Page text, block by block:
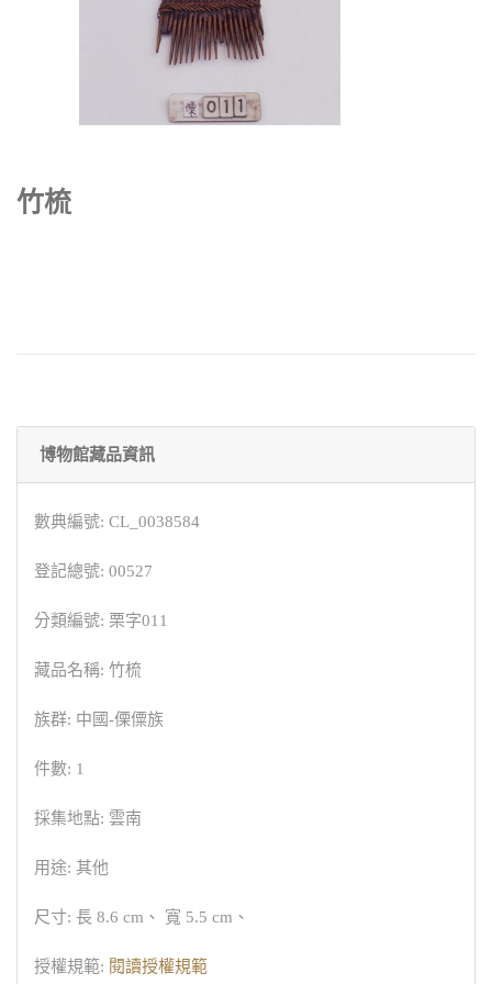
竹梳
博物館藏品資訊
數典編號: CL_0038584
登記總號: 00527
分類編號: 栗字011
藏品名稱: 竹梳
族群: 中國-傈僳族
件數: 1
採集地點: 雲南
用途: 其他
尺寸: 長 8.6 cm、 寬 5.5 cm、
授權規範: 閱讀授權規範